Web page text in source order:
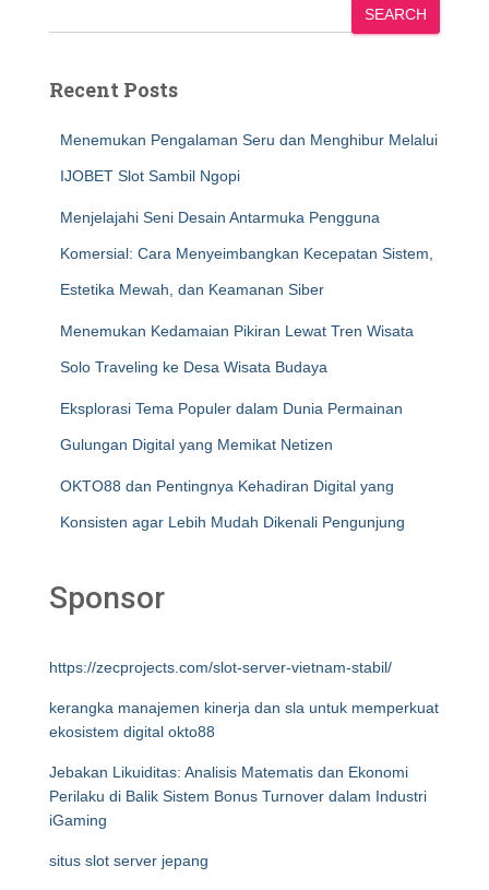
SEARCH
Recent Posts
Menemukan Pengalaman Seru dan Menghibur Melalui
IJOBET Slot Sambil Ngopi
Menjelajahi Seni Desain Antarmuka Pengguna
Komersial: Cara Menyeimbangkan Kecepatan Sistem,
Estetika Mewah, dan Keamanan Siber
Menemukan Kedamaian Pikiran Lewat Tren Wisata
Solo Traveling ke Desa Wisata Budaya
Eksplorasi Tema Populer dalam Dunia Permainan
Gulungan Digital yang Memikat Netizen
OKTO88 dan Pentingnya Kehadiran Digital yang
Konsisten agar Lebih Mudah Dikenali Pengunjung
Sponsor
https://zecprojects.com/slot-server-vietnam-stabil/
kerangka manajemen kinerja dan sla untuk memperkuat
ekosistem digital okto88
Jebakan Likuiditas: Analisis Matematis dan Ekonomi
Perilaku di Balik Sistem Bonus Turnover dalam Industri
iGaming
situs slot server jepang